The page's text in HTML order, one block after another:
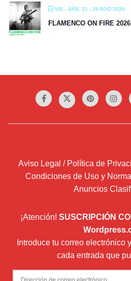
VIE - SÁB, 21 - 29 AGO 2026
FLAMENCO ON FIRE 2026
Aviso Legal / Política de
Condiciones de Uso y
Anuncios
¡Atención! SUSCRIPCIÓN
Introduce tu correo electrónico
cada entrada que
Dirección